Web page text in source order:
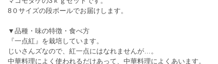
8０サイズの段ボールでお届けします。
▼品種・味の特徴・食べ方
『一点紅』を栽培しています。
じいさんズなので、紅一点にはなれませんが…。
中華料理によく使われるだけあって、中華料理によくあいます。